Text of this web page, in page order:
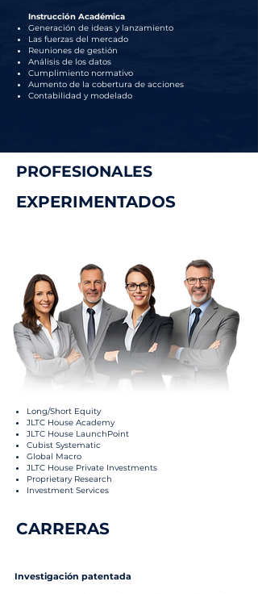
Instrucción Académica
Generación de ideas y lanzamiento
Las fuerzas del mercado
Reuniones de gestión
Análisis de los datos
Cumplimiento normativo
Aumento de la cobertura de acciones
Contabilidad y modelado
PROFESIONALES
EXPERIMENTADOS
Long/Short Equity
JLTC House Academy
JLTC House LaunchPoint
Cubist Systematic
Global Macro
JLTC House Private Investments
Proprietary Research
Investment Services
CARRERAS
Investigación patentada